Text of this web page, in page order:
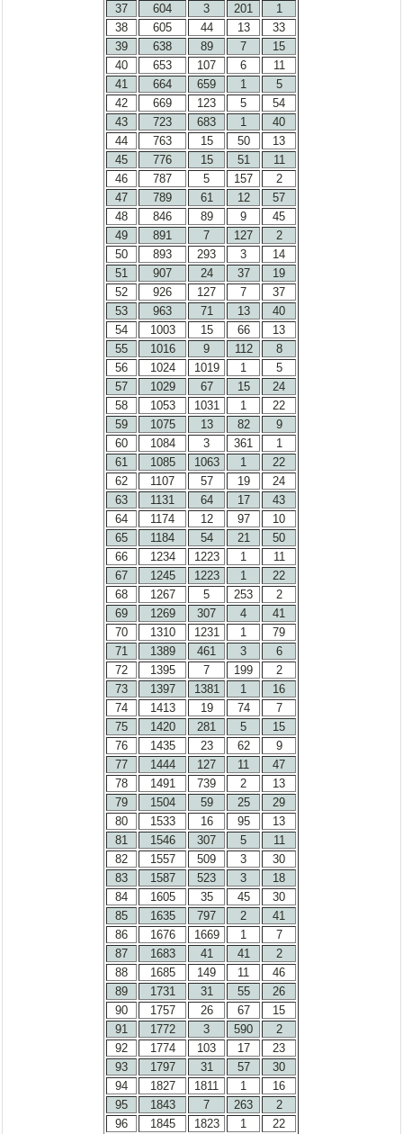
37 604 3 201
1
38
605 44 13
33
39
638 89 7
15
40
653 107 6
11
41
664 659 1
5
42
669 123 5
54
43
723 683 1
40
44
763 15 50
13
45
776 15 51
11
46
787 5 157
2
47
789 61 12
57
48
846 89 9
45
49
891 7 127
2
50
893 293 3
14
51
907 24 37
19
52
926 127 7
37
53
963 71 13
40
54
1003 15 66
13
55
1016 9 112
8
56
1024 1019 1
5
57
1029 67 15
24
58
1053 1031 1
22
59
1075 13 82
9
60
1084 3 361
1
61
1085 1063 1
22
62
1107 57 19
24
63
1131 64 17
43
64
1174 12 97
10
65
1184 54 21
50
66
1234 1223 1
11
67
1245 1223 1
22
68
1267 5 253
2
69
1269 307 4
41
70
1310 1231 1
79
71
1389 461 3
6
72
1395 7 199
2
73
1397 1381 1
16
74
1413 19 74
7
75
1420 281 5
15
76
1435 23 62
9
77
1444 127 11
47
78
1491 739 2
13
79
1504 59 25
29
80
1533 16 95
13
81
1546 307 5
11
82
1557 509 3
30
83
1587 523 3
18
84
1605 35 45
30
85
1635 797 2
41
86
1676 1669 1
7
87
1683 41 41
2
88
1685 149 11
46
89
1731 31 55
26
90
1757 26 67
15
91
1772 3 590
2
92
1774 103 17
23
93
1797 31 57
30
94
1827 1811 1
16
95
1843 7 263
2
96
1845 1823 1
22